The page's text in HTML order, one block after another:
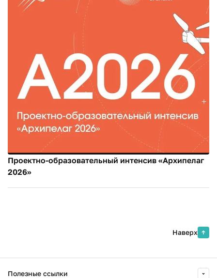
Проектно-образовательный интенсив «Архипелаг
2026»
Наверх
Полезные ссылки